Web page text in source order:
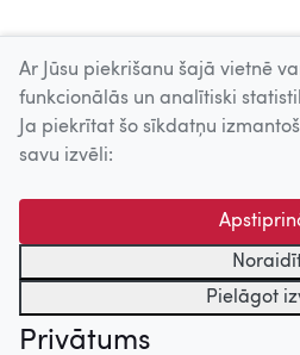
© 2026 Nacionālais Kino centrs,
centrs. Sadarbības partneris:
kinofotofonodokumentu arhīvs.
Ar Jūsu piekrišanu šajā vietnē
funkcionālās un analītiski
Ja piekrītat šo sīkdatņu
savu izvēli:
Pielāgot
Privātums